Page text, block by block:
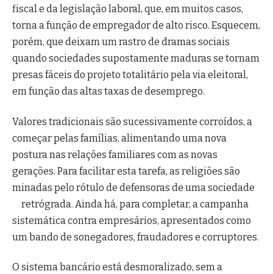
fiscal e da legislação laboral, que, em muitos casos,
torna a função de empregador de alto risco. Esquecem,
porém, que deixam um rastro de dramas sociais
quando sociedades supostamente maduras se tornam
presas fáceis do projeto totalitário pela via eleitoral,
em função das altas taxas de desemprego.
Valores tradicionais são sucessivamente corroídos, a
começar pelas famílias, alimentando uma nova
postura nas relações familiares com as novas
gerações. Para facilitar esta tarefa, as religiões são
minadas pelo rótulo de defensoras de uma sociedade
retrógrada. Ainda há, para completar, a campanha
sistemática contra empresários, apresentados como
um bando de sonegadores, fraudadores e corruptores.
O sistema bancário está desmoralizado, sem a